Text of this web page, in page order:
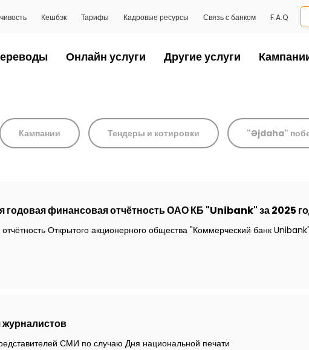
Кешбэк Тарифы Кадровые ресурсы Связь с банком F.A.Q
Онлайн услуги Другие услуги
Кампании Тендеры и котировки "Əjdaha"
годовая финансовая отчётность ОАО КБ "Unibank" за 2025
Открытого акционерного общества "Коммерческий банк
СМИ по случаю Дня национальной печати